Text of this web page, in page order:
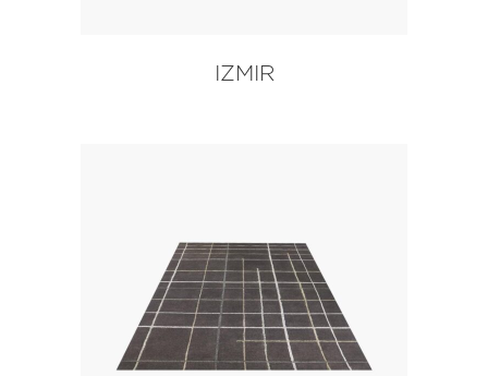
IZMIR